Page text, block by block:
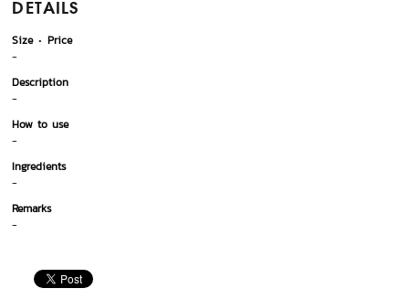
DETAILS
Size
Price
-
Description
-
How to use
-
Ingredients
-
Remarks
-